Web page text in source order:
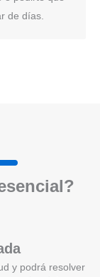
de días.
al?
y podrá resolver